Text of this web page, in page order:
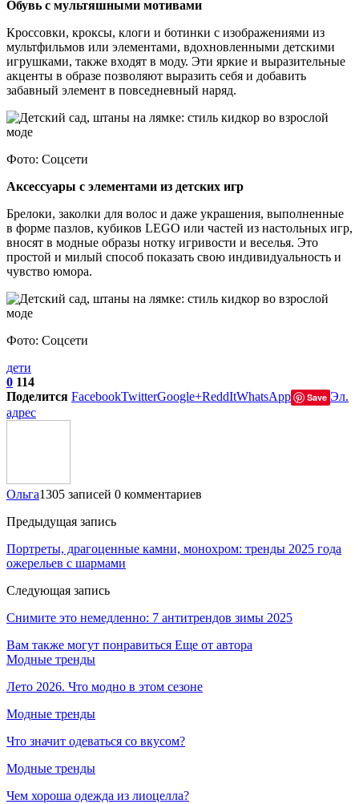
Обувь с мультяшными мотивами
Кроссовки, кроксы, клоги и ботинки с изображениями из
мультфильмов или элементами, вдохновленными детскими
игрушками, также входят в моду. Эти яркие и выразительные
акценты в образе позволяют выразить себя и добавить
забавный элемент в повседневный наряд.
Фото: Соцсети
Аксессуары с элементами из детских игр
Брелоки, заколки для волос и даже украшения, выполненные
в форме пазлов, кубиков LEGO или частей из настольных игр,
вносят в модные образы нотку игривости и веселья. Это
простой и милый способ показать свою индивидуальность и
чувство юмора.
Фото: Соцсети
дети
0 114
Поделится FacebookTwitterGoogle+ReddItWhatsApp Save Эл.
адрес
Ольга1305 записей 0 комментариев
Предыдущая запись
Портреты, драгоценные камни, монохром: тренды 2025 года
ожерельев с шармами
Следующая запись
Снимите это немедленно: 7 антитрендов зимы 2025
Вам также могут понравиться Еще от автора
Модные тренды
Лето 2026. Что модно в этом сезоне
Модные тренды
Что значит одеваться со вкусом?
Модные тренды
Чем хороша одежда из лиоцелла?